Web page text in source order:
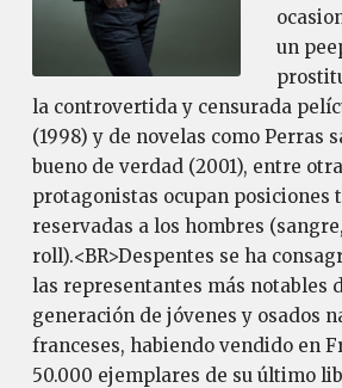
un
la controvertida y censurada
(1998) y de novelas como Perras
bueno de verdad (2001), entre
protagonistas ocupan posiciones
reservadas a los hombres
roll).<BR>Despentes se ha
las representantes más notables
generación de jóvenes y osados
franceses, habiendo vendido en
50.000 ejemplares de su último